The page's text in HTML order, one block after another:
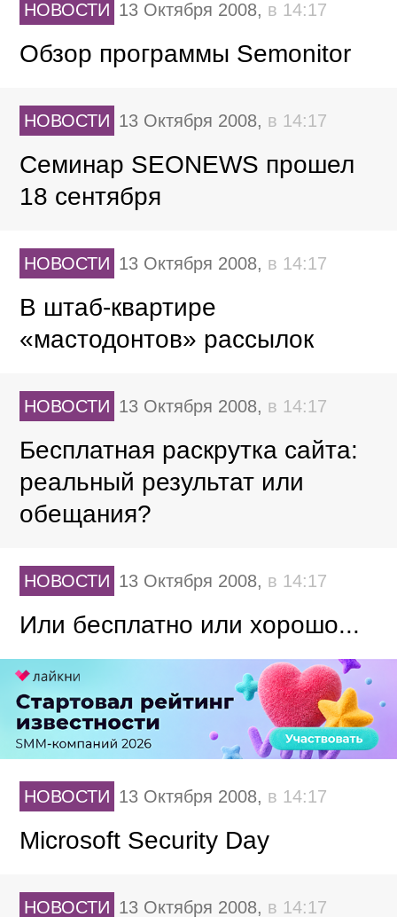
НОВОСТИ 13 Октября 2008, в 14:17
Обзор программы Semonitor
НОВОСТИ 13 Октября 2008, в 14:17
Семинар SEONEWS прошел
18 сентября
НОВОСТИ 13 Октября 2008, в 14:17
В штаб-квартире
«мастодонтов» рассылок
НОВОСТИ 13 Октября 2008, в 14:17
Бесплатная раскрутка сайта:
реальный результат или
обещания?
НОВОСТИ 13 Октября 2008, в 14:17
Или бесплатно или хорошо...
НОВОСТИ 13 Октября 2008, в 14:17
Microsoft Security Day
НОВОСТИ 13 Октября 2008, в 14:17